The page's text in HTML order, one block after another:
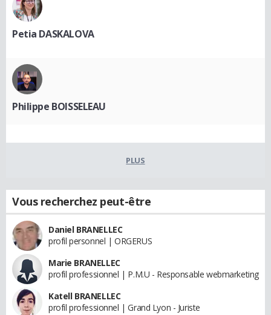
Petia DASKALOVA
Philippe BOISSELEAU
PLUS
Vous recherchez peut-être
Daniel BRANELLEC
profil personnel | ORGERUS
Marie BRANELLEC
profil professionnel | P.M.U - Responsable webmarketing
Katell BRANELLEC
profil professionnel | Grand Lyon - Juriste